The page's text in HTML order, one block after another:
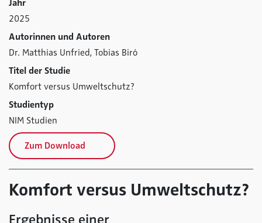
Jahr
2025
Autorinnen und Autoren
Dr. Matthias Unfried, Tobias Biró
Titel der Studie
Komfort versus Umweltschutz?
Studientyp
NIM Studien
Zum Download
Komfort versus Umweltschutz?
Ergebnisse einer